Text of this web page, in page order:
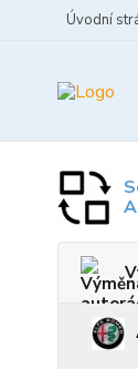
Úvodní